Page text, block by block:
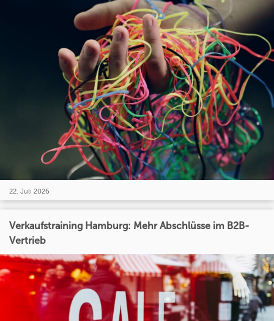
22. Juli 2026
Verkaufstraining Hamburg: Mehr Abschlüsse im B2B-
Vertrieb